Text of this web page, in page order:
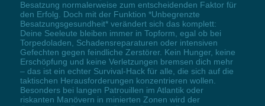
Besatzung normalerweise zum entscheidenden Faktor für
den Erfolg. Doch mit der Funktion *Unbegrenzte
Besatzungsgesundheit* verändert sich das komplett:
Deine Seeleute bleiben immer in Topform, egal ob bei
Torpedoladen, Schadensreparaturen oder intensiven
Gefechten gegen feindliche Zerstörer. Kein Hunger, keine
Erschöpfung und keine Verletzungen bremsen dich mehr
– das ist ein echter Survival-Hack für alle, die sich auf die
taktischen Herausforderungen konzentrieren wollen.
Besonders bei langen Patrouillen im Atlantik oder
riskanten Manövern in minierten Zonen wird der